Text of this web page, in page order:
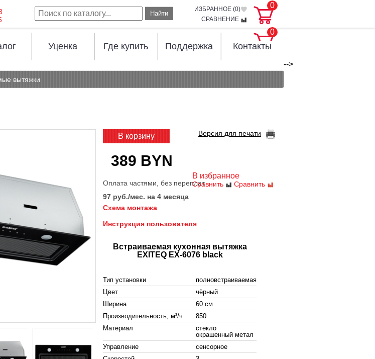
Найти
ИЗБРАННОЕ (0)
СРАВНЕНИЕ
0
0
Уценка Где купить Поддержка Контакты
вытяжки
В избранное
Сравнить Сравнить
В корзину
389 BYN
Версия для печати
Оплата частями, без переплат
97 руб./мес. на 4 месяца
Схема монтажа
Инструкция пользователя
Встраиваемая кухонная вытяжка
EXITEQ EX-6076 black
Тип установки
полновстраиваемая
Цвет
чёрный
Ширина
60 см
Производительность, м³/ч
850
Материал
стекло
окрашенный метал
Управление
сенсорное
-->